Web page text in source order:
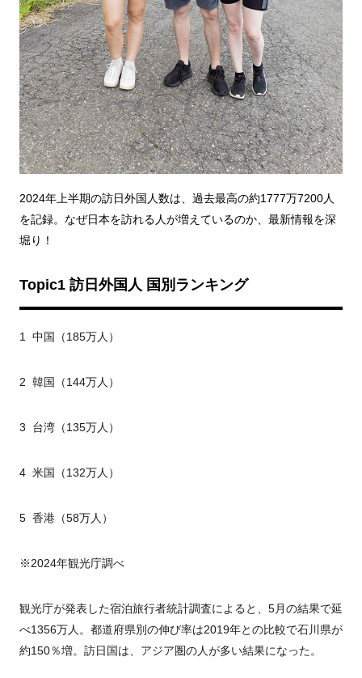
2024年上半期の訪日外国人数は、過去最高の約1777万7200人
を記録。なぜ日本を訪れる人が増えているのか、最新情報を深
堀り！
Topic1 訪日外国人 国別ランキング
1 中国（185万人）
2 韓国（144万人）
3 台湾（135万人）
4 米国（132万人）
5 香港（58万人）
※2024年観光庁調べ
観光庁が発表した宿泊旅行者統計調査によると、5月の結果で延
べ1356万人。都道府県別の伸び率は2019年との比較で石川県が
約150％増。訪日国は、アジア圏の人が多い結果になった。